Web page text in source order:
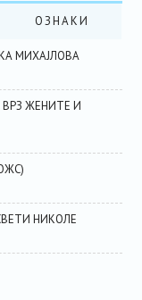
ОЗНАКИ
МИХАЈЛОВА
ЖЕНИТЕ И
НИКОЛЕ